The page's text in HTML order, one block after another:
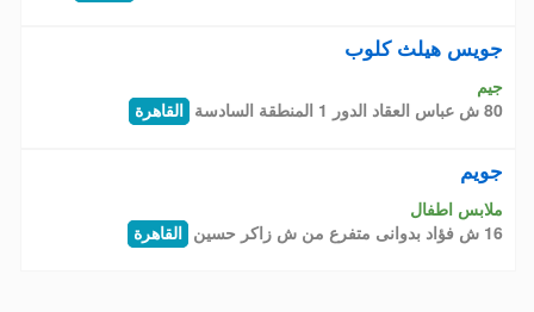
جويس هيلث كلوب
جيم
80 ش عباس العقاد الدور 1 المنطقة السادسة
القاهرة
جويم
ملابس اطفال
16 ش فؤاد بدوانى متفرع من ش زاكر حسين
القاهرة